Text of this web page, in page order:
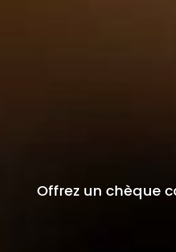
Offrez un chèque